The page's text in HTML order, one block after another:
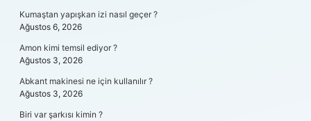
Kumaştan yapışkan izi nasıl geçer ?
Ağustos 6, 2026
Amon kimi temsil ediyor ?
Ağustos 3, 2026
Abkant makinesi ne için kullanılır ?
Ağustos 3, 2026
Biri var şarkısı kimin ?